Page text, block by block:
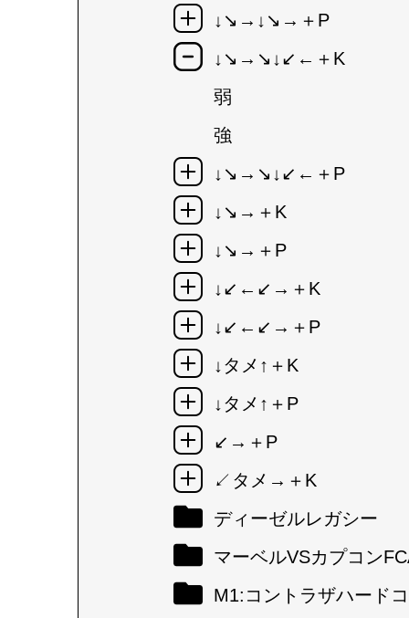
↓↘→↓↘→＋P
↓↘→↘↓↙←＋K
弱
強
↓↘→↘↓↙←＋P
↓↘→＋K
↓↘→＋P
↓↙←↙→＋K
↓↙←↙→＋P
↓タメ↑＋K
↓タメ↑＋P
↙→＋P
↙タメ→＋K
ディーゼルレガシー
マーベルVSカプコン
M1:コントラザハード